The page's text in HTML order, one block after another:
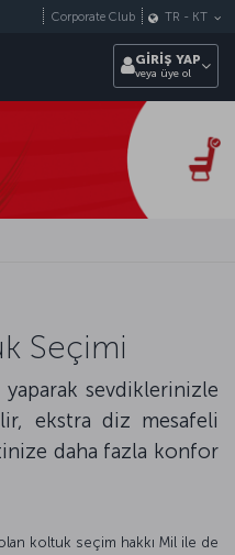
Corporate Club TR - KT
GİRİŞ YAP
veya üye ol
Seçimi
sevdiklerinizle
ekstra diz mesafeli
daha fazla konfor
koltuk seçim hakkı Mil ile de